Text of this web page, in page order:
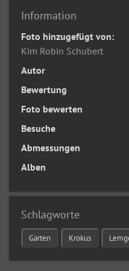
Information
Foto hinzugefügt von:
Kim Robin Schubert
Autor
Bewertung
Foto bewerten
Besuche
Abmessungen
Alben
Schlagworte
Garten Krokus